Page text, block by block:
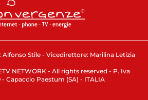
Stile - Vicedirettore: Marilina Letizia
NETWORK - All rights reserved - P. Iva
- Capaccio Paestum (SA) - ITALIA